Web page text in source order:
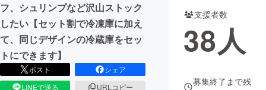
フ、シュリンプなど沢山ストック
したい【セット割で冷凍庫に加え
て、同じデザインの冷蔵庫をセッ
トにできます】
ポスト
シェア
LINEで送る
URLコピー
支援者数
38人
募集終了まで残